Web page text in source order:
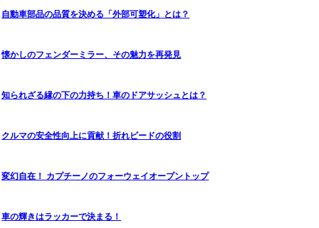
自動車部品の品質を決める「外部可塑化」とは？
懐かしのフェンダーミラー、その魅力を再発見
知られざる縁の下の力持ち！車のドアサッシュとは？
クルマの安全性向上に貢献！折れビードの役割
変幻自在！ カプチーノのフォーウェイオープントップ
車の輝きはラッカーで決まる！